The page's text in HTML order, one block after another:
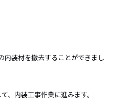
内装材を撤去することができまし
、内装工事作業に進みます。